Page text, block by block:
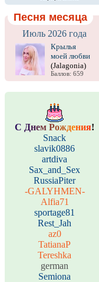
Песня месяца
Июль 2026 года
Крылья
моей любви
(Jalagonia)
Баллов: 659
С Днем Рождения!
Snack
slavik0886
artdiva
Sax_and_Sex
RussiaPiter
-GALYHMEN-
Alfia71
sportage81
Rest_Jah
az0
TatianaP
Tereshka
german
Semiona